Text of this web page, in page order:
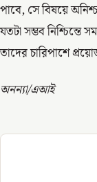
পাবে, সে বিষয়ে
যতটা সম্ভব নিশ্চিন্তে
তাদের চারিপাশে
অনন্যা/এআই